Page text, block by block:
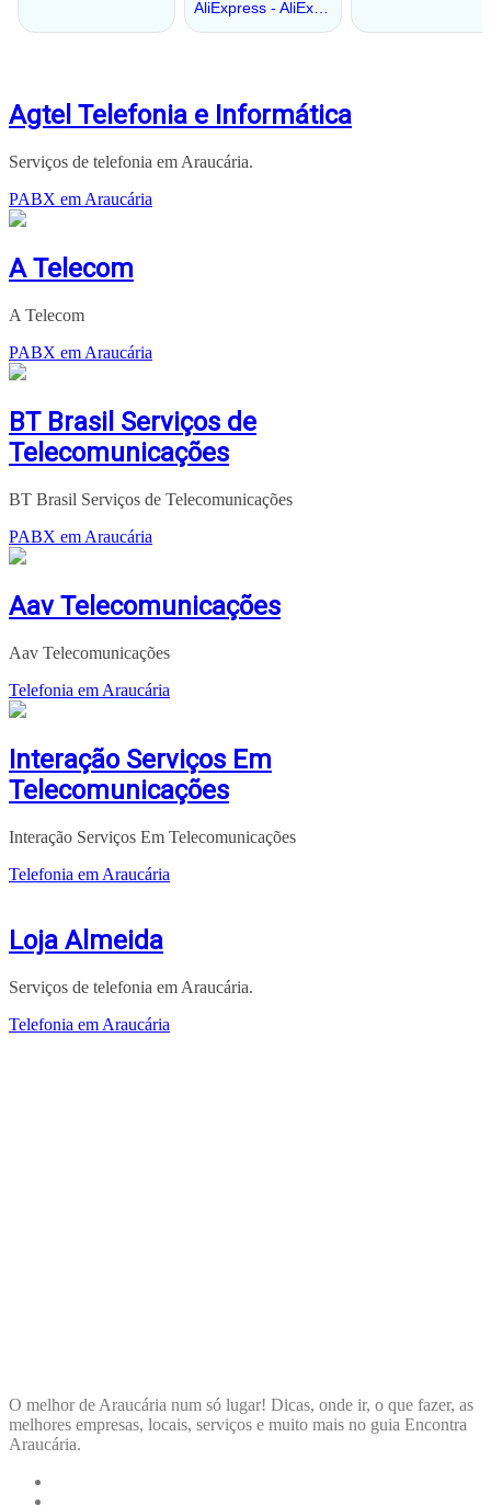
Agtel Telefonia e Informática
Serviços de telefonia em Araucária.
PABX em Araucária
A Telecom
A Telecom
PABX em Araucária
BT Brasil Serviços de
Telecomunicações
BT Brasil Serviços de Telecomunicações
PABX em Araucária
Aav Telecomunicações
Aav Telecomunicações
Telefonia em Araucária
Interação Serviços Em
Telecomunicações
Interação Serviços Em Telecomunicações
Telefonia em Araucária
Loja Almeida
Serviços de telefonia em Araucária.
Telefonia em Araucária
O melhor de Araucária num só lugar! Dicas, onde ir, o que fazer, as
melhores empresas, locais, serviços e muito mais no guia Encontra
Araucária.